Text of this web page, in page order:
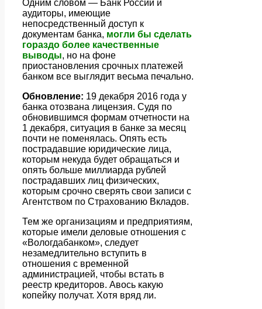
Одним словом — Банк России и
аудиторы, имеющие
непосредственный доступ к
документам банка, могли бы сделать
гораздо более качественные
выводы, но на фоне
приостановления срочных платежей
банком все выглядит весьма печально.
Обновление: 19 декабря 2016 года у
банка отозвана лицензия. Судя по
обновившимся формам отчетности на
1 декабря, ситуация в банке за месяц
почти не поменялась. Опять есть
пострадавшие юридические лица,
которым некуда будет обращаться и
опять больше миллиарда рублей
пострадавших лиц физических,
которым срочно сверять свои записи с
Агентством по Страхованию Вкладов.
Тем же организациям и предприятиям,
которые имели деловые отношения с
«Вологдабанком», следует
незамедлительно вступить в
отношения с временной
администрацией, чтобы встать в
реестр кредиторов. Авось какую
копейку получат. Хотя вряд ли.